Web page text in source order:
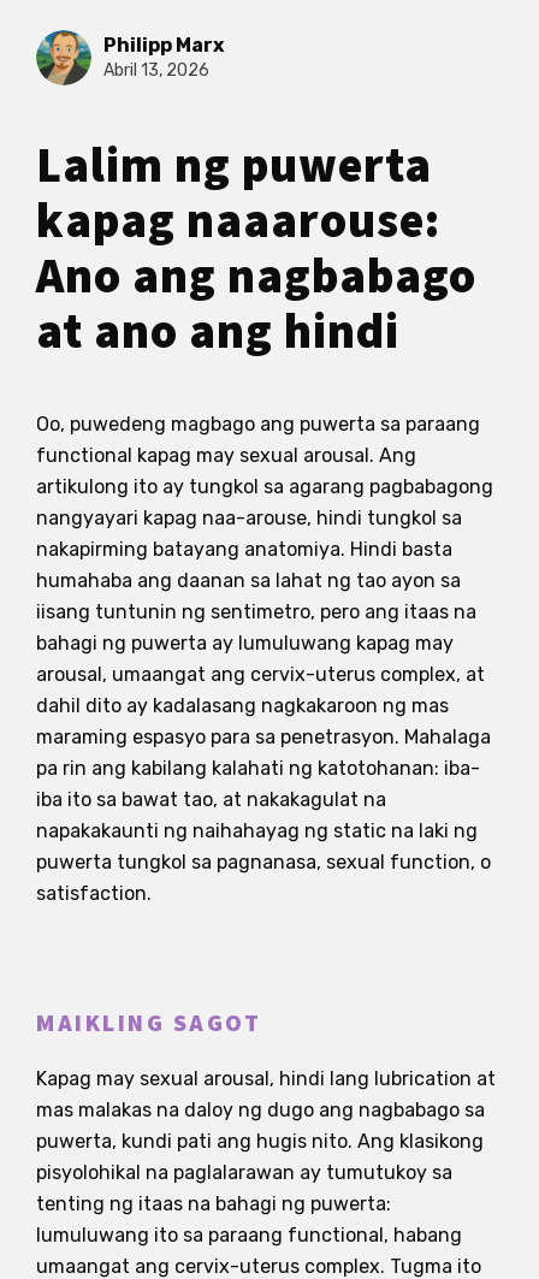
Philipp Marx
Abril 13, 2026
Lalim ng puwerta
kapag naaarouse:
Ano ang nagbabago
at ano ang hindi
Oo, puwedeng magbago ang puwerta sa paraang
functional kapag may sexual arousal. Ang
artikulong ito ay tungkol sa agarang pagbabagong
nangyayari kapag naa-arouse, hindi tungkol sa
nakapirming batayang anatomiya. Hindi basta
humahaba ang daanan sa lahat ng tao ayon sa
iisang tuntunin ng sentimetro, pero ang itaas na
bahagi ng puwerta ay lumuluwang kapag may
arousal, umaangat ang cervix-uterus complex, at
dahil dito ay kadalasang nagkakaroon ng mas
maraming espasyo para sa penetrasyon. Mahalaga
pa rin ang kabilang kalahati ng katotohanan: iba-
iba ito sa bawat tao, at nakakagulat na
napakakaunti ng naihahayag ng static na laki ng
puwerta tungkol sa pagnanasa, sexual function, o
satisfaction.
MAIKLING SAGOT
Kapag may sexual arousal, hindi lang lubrication at
mas malakas na daloy ng dugo ang nagbabago sa
puwerta, kundi pati ang hugis nito. Ang klasikong
pisyolohikal na paglalarawan ay tumutukoy sa
tenting ng itaas na bahagi ng puwerta:
lumuluwang ito sa paraang functional, habang
umaangat ang cervix-uterus complex. Tugma ito